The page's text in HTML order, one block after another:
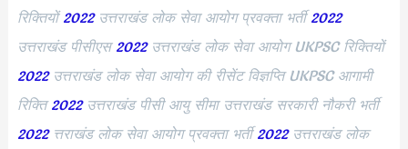
रिक्तियों2022उत्तराखंड लोक सेवा आयोग प्रवक्ता भर्ती2022
उत्तराखंड पीसीएस 2022उत्तराखंड लोक सेवा आयोग UKPSC रिक्तियों
2022उत्तराखंड लोक सेवा आयोग की रीसेंट विज्ञप्ति UKPSC आगामी
रिक्ति2022 उत्तराखंड पीसी आयु सीमा उत्तराखंड सरकारी नौकरी भर्ती
2022 त्तराखंड लोक सेवा आयोग प्रवक्ता भर्ती2022उत्तराखंड लोक